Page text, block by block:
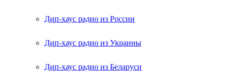
Дип-хаус радио из России
Дип-хаус радио из Украины
Дип-хаус радио из Беларуси